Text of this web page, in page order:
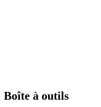
Boîte à outils